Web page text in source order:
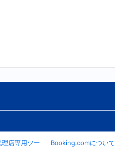
店専用ツー
Booking.comについて